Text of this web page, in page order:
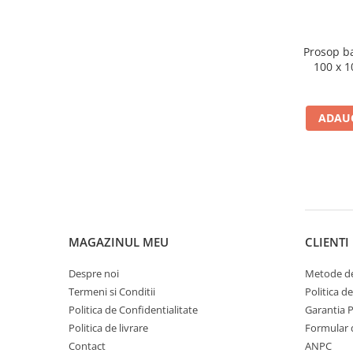
Jucarii de agatat
Jucarii de atasament
Jucarii de baie
Jucarii educative bebe
Jucarii muzicale
Prosop
100 x
MAGAZINUL MEU
Despre noi
Termeni si Conditii
Politica de Confidentialitate
Politica de livrare
Contact
CLIENTI
Metode
Politica
Garantia
Formular
ANPC